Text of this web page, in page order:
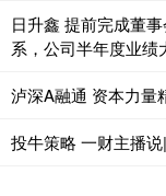
日升鑫 提前完成董
系，公司半年度业绩
泸深A融通 资本力量
投牛策略 一财主播